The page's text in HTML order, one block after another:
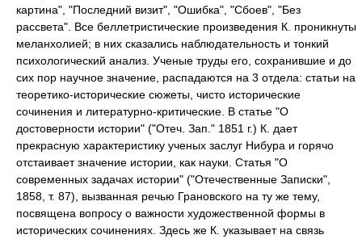
картина", "Последний визит", "Ошибка", "Сбоев", "Без
рассвета". Все беллетристические произведения К. проникнуты
меланхолией; в них сказались наблюдательность и тонкий
психологический анализ. Ученые труды его, сохранившие и до
сих пор научное значение, распадаются на 3 отдела: статьи на
теоретико-исторические сюжеты, чисто исторические
сочинения и литературно-критические. В статье "О
достоверности истории" ("Отеч. Зап." 1851 г.) К. дает
прекрасную характеристику ученых заслуг Нибура и горячо
отстаивает значение истории, как науки. Статья "О
современных задачах истории" ("Отечественные Записки",
1858, т. 87), вызванная речью Грановского на ту же тему,
посвящена вопросу о важности художественной формы в
исторических сочинениях. Здесь же К. указывает на связь